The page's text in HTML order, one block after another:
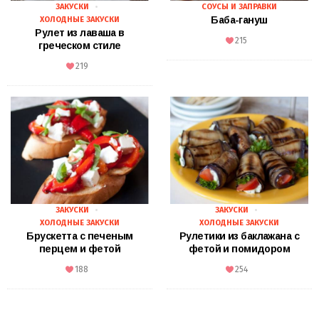
ЗАКУСКИ
ХОЛОДНЫЕ ЗАКУСКИ
Рулет из лаваша в
греческом стиле
219
СОУСЫ И ЗАПРАВКИ
Баба-гануш
215
ЗАКУСКИ
ХОЛОДНЫЕ ЗАКУСКИ
Брускетта с печеным
перцем и фетой
188
ЗАКУСКИ
ХОЛОДНЫЕ ЗАКУСКИ
Рулетики из баклажана с
фетой и помидором
254